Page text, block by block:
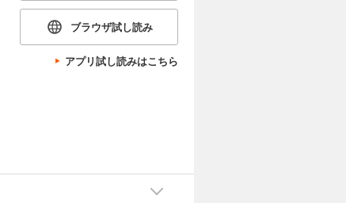
ブラウザ試し読み
アプリ試し読みはこちら